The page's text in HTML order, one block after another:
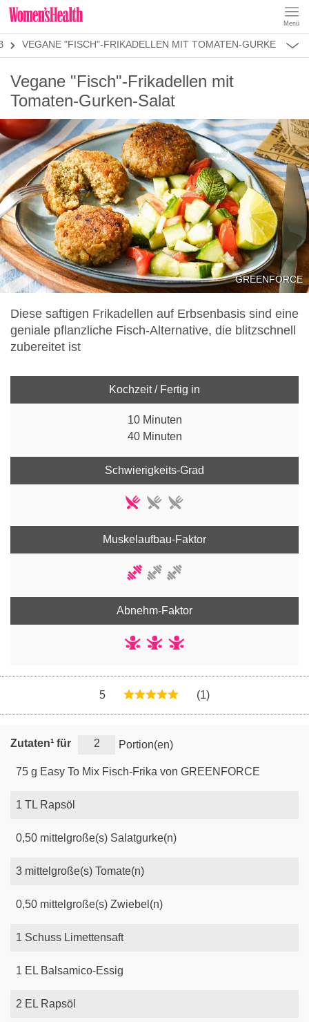
Menü
REZEPTE
ERNÄHRUNGSFORMEN REZEPTKATEGORIEN
VEGANE "FISCH"-FRIKADELLEN MIT TOMATEN-GURKEN-
LOW CARB
LOW FAT
KETO
KALORIENARM
SALATE
Vegane "Fisch"-Frikadellen mit
Tomaten-Gurken-Salat
GREENFORCE
Diese saftigen Frikadellen auf Erbsenbasis sind eine
geniale pflanzliche Fisch-Alternative, die blitzschnell
zubereitet ist
Kochzeit / Fertig in
10 Minuten
40 Minuten
Schwierigkeits-Grad
Muskelaufbau-Faktor
Abnehm-Faktor
5 (1)
Zutaten¹ für Portion(en)
75 g Easy To Mix Fisch-Frika von GREENFORCE
1 TL Rapsöl
0,50 mittelgroße(s) Salatgurke(n)
3 mittelgroße(s) Tomate(n)
0,50 mittelgroße(s) Zwiebel(n)
1 Schuss Limettensaft
1 EL Balsamico-Essig
2 EL Rapsöl